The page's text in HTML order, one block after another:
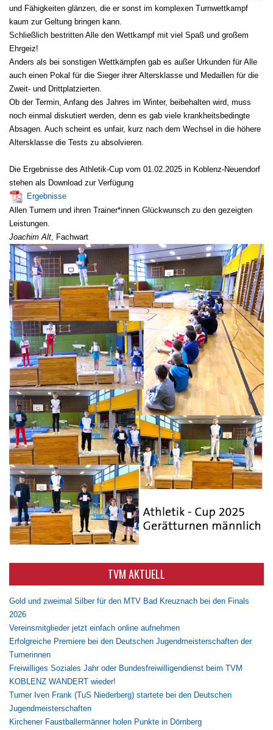
und Fähigkeiten glänzen, die er sonst im komplexen Turnwettkampf
kaum zur Geltung bringen kann.
Schließlich bestritten Alle den Wettkampf mit viel Spaß und großem
Ehrgeiz!
Anders als bei sonstigen Wettkämpfen gab es außer Urkunden für Alle
auch einen Pokal für die Sieger ihrer Altersklasse und Medaillen für die
Zweit- und Drittplatzierten.
Ob der Termin, Anfang des Jahres im Winter, beibehalten wird, muss
noch einmal diskutiert werden, denn es gab viele krankheitsbedingte
Absagen. Auch scheint es unfair, kurz nach dem Wechsel in die höhere
Altersklasse die Tests zu absolvieren.
Die Ergebnisse des Athletik-Cup vom 01.02.2025 in Koblenz-Neuendorf
stehen als Download zur Verfügung
Ergebnisse
Allen Turnern und ihren Trainer*innen Glückwunsch zu den gezeigten
Leistungen.
Joachim Alt , Fachwart
TVM AKTUELL
Gold und zweimal Silber für den MTV Bad Kreuznach bei den Finals
2026
Vereinsmitglieder jetzt einfach online aufnehmen
Erfolgreiche Premiere bei den Deutschen Jugendmeisterschaften der
Turnerinnen
Freiwilliges Soziales Jahr oder Bundesfreiwilligendienst beim TVM
KOBLENZ WANDERT wieder!
Turner Iven Frank (TuS Niederberg) startete bei den Deutschen
Jugendmeisterschaften
Kirchener Faustballermänner holen Punkte in Dörnberg